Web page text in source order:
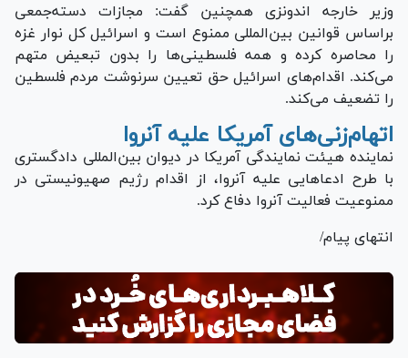
وزیر خارجه اندونزی همچنین گفت: مجازات دسته‌جمعی
براساس قوانین بین‌المللی ممنوع است و اسرائیل کل نوار غزه
را محاصره کرده و همه فلسطینی‌ها را بدون تبعیض متهم
می‌کند. اقدام‌های اسرائیل حق تعیین سرنوشت مردم فلسطین
را تضعیف می‌کند.
اتهام‌زنی‌های آمریکا علیه آنروا
نماینده هیئت نمایندگی آمریکا در دیوان بین‌المللی دادگستری
با طرح ادعا‌هایی علیه آنروا، از اقدام رژیم صهیونیستی در
ممنوعیت فعالیت آنروا دفاع کرد.
انتهای پیام/